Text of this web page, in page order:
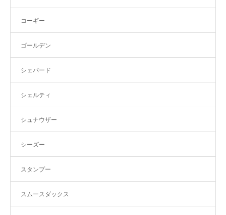
コーギー
ゴールデン
シェパード
シェルティ
シュナウザー
シーズー
スタンプー
スムースダックス